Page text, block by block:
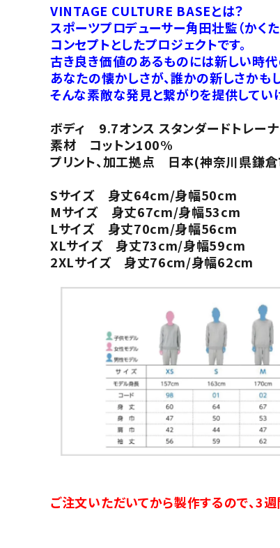
VINTAGE CULTURE BASEとは？
スポーツプロデューサー角田壮監（かく
コンセプトとしたプロジェクトです。
古き良き価値のあるものには新しい時代
あなたの懐かしさが、誰かの新しさかも
そんな素敵な発見と繋がりを提供してい
ボディ 9.7オンス スタンダードトレー
素材 コットン100%
プリント、加工拠点 日本(神奈川県鎌
Sサイズ 身丈64cm/身幅50cm
Mサイズ 身丈67cm/身幅53cm
Lサイズ 身丈70cm/身幅56cm
XLサイズ 身丈73cm/身幅59cm
2XLサイズ 身丈76cm/身幅62cm
ご注文いただいてから製作するので、3